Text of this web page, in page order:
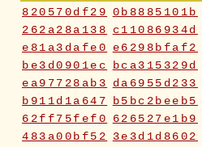
820570df29 0b8885101b
262a28a138
c11086934d
e81a3dafe0
e6298bfaf2
be3d0901ec
bca315329d
ea97728ab3
da6955d233
b911d1a647
b5bc2beeb5
62ff75fef0
626527e1b9
483a00bf52
3e3d1d8602